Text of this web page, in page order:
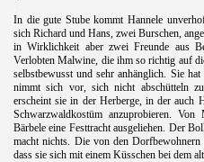
In die gute Stube kommt Hannele
sich Richard und Hans, zwei Burschen,
in Wirklichkeit aber zwei Freunde aus
Verlobten Malwine, die ihm so richtig auf
selbstbewusst und sehr anhänglich. Sie
nimmt sich vor, sich nicht abschütteln
erscheint sie in der Herberge, in der auch
Schwarzwaldkostüm anzuprobieren.
Bärbele eine Festtracht ausgeliehen. Der
macht nichts. Die von den
dass sie sich mit einem Küsschen bei dem